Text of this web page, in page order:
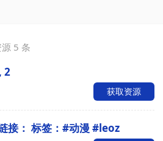
源 5 条
2
获取资源
接： 标签：#动漫 #leoz